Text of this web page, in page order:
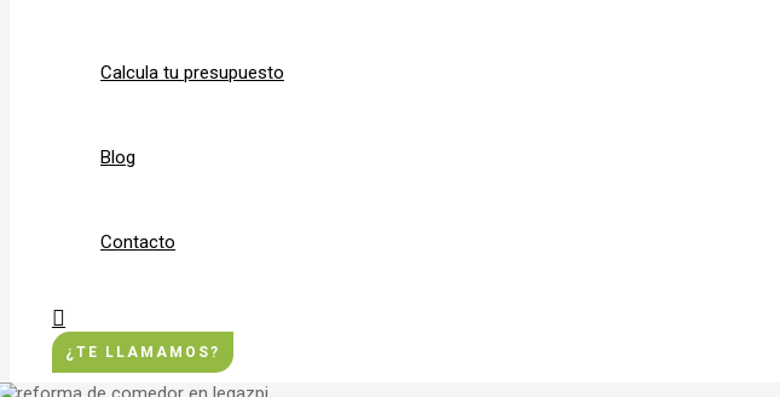
Calcula tu presupuesto
Blog
Contacto
Buscar
¿TE LLAMAMOS?